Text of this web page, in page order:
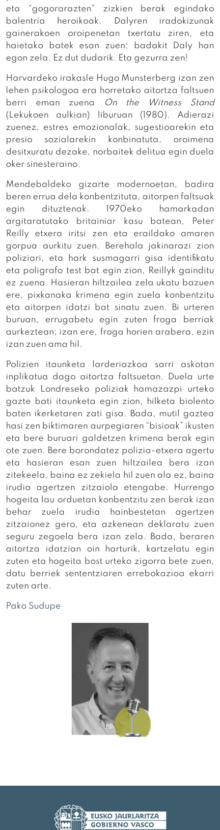
eta “gogorarazten” zizkien berak egindako
balentria heroikoak. Dalyren iradokizunak
gainerakoen oroipenetan txertatu ziren, eta
haietako batek esan zuen: badakit Daly han
egon zela. Ez dut dudarik. Eta gezurra zen!
Harvardeko irakasle Hugo Munsterberg izan zen
lehen psikologoa era horretako aitortza faltsuen
berri eman zuena
On the Witness Stand
(Lekukoen aulkian) liburuan (1980). Adierazi
zuenez, estres emozionalak, sugestioarekin eta
presio sozialarekin konbinatuta, oroimena
desitxuratu dezake, norbaitek delitua egin duela
oker sinesteraino.
Mendebaldeko gizarte modernoetan, badira
beren errua dela konbentzituta, aitorpen faltsuak
egin dituztenak. 1970eko hamarkadan
argitaratutako britainiar kasu batean, Peter
Reilly etxera iritsi zen eta eraildako amaren
gorpua aurkitu zuen. Berehala jakinarazi zion
poliziari, eta hark susmagarri gisa identifikatu
eta poligrafo test bat egin zion, Reillyk gainditu
ez zuena. Hasieran hiltzailea zela ukatu bazuen
ere, pixkanaka krimena egin zuela konbentzitu
eta aitorpen idatzi bat sinatu zuen. Bi urteren
buruan, errugabetu egin zuten froga berriak
aurkeztean; izan ere, froga horien arabera, ezin
izan zuen ama hil.
Polizien itaunketa larderiazkoa sarri askotan
inplikatua dago aitortza faltsuetan. Duela urte
batzuk Londreseko poliziak hamazazpi urteko
gazte bati itaunketa egin zion, hilketa biolento
baten ikerketaren zati gisa. Bada, mutil gaztea
hasi zen biktimaren aurpegiaren “bisioak” ikusten
eta bere buruari galdetzen krimena berak egin
ote zuen. Bere borondatez polizia-etxera agertu
eta hasieran esan zuen hiltzailea bera izan
zitekeela, baina ez zekiela hil zuen ala ez, baina
irudia agertzen zitzaiola etengabe. Hurrengo
hogeita lau orduetan konbentzitu zen berak izan
behar zuela irudia hainbestetan agertzen
zitzaionez gero, eta azkenean deklaratu zuen
seguru zegoela bera izan zela. Bada, beraren
aitortza idatzian oin harturik, kartzelatu egin
zuten eta hogeita bost urteko zigorra bete zuen,
datu berriek sententziaren errebokazioa ekarri
zuten arte.
Pako Sudupe